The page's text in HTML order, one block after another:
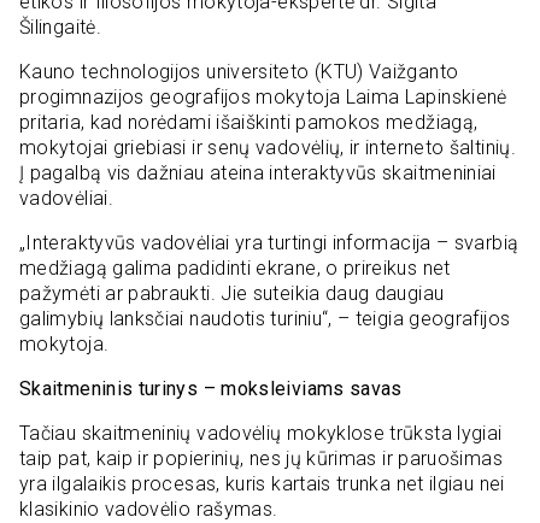
Šilingaitė.
Kauno technologijos universiteto (KTU) Vaižganto
progimnazijos geografijos mokytoja Laima Lapinskienė
pritaria, kad norėdami išaiškinti pamokos medžiagą,
mokytojai griebiasi ir senų vadovėlių, ir interneto šaltinių.
Į pagalbą vis dažniau ateina interaktyvūs skaitmeniniai
vadovėliai.
„Interaktyvūs vadovėliai yra turtingi informacija – svarbią
medžiagą galima padidinti ekrane, o prireikus net
pažymėti ar pabraukti. Jie suteikia daug daugiau
galimybių lanksčiai naudotis turiniu“, – teigia geografijos
mokytoja.
Skaitmeninis turinys – moksleiviams savas
Tačiau skaitmeninių vadovėlių mokyklose trūksta lygiai
taip pat, kaip ir popierinių, nes jų kūrimas ir paruošimas
yra ilgalaikis procesas, kuris kartais trunka net ilgiau nei
klasikinio vadovėlio rašymas.